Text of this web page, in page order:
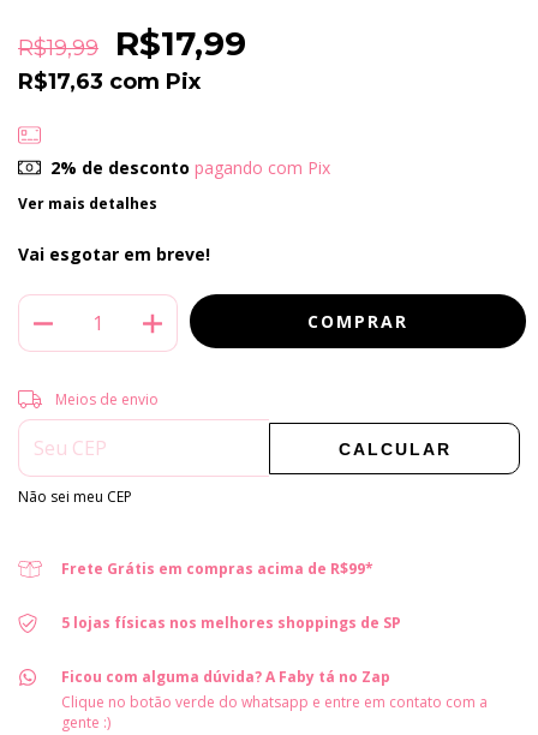
R$19,99 R$17,99
R$17,63 com Pix
2% de desconto pagando com Pix
Ver mais detalhes
Vai esgotar em breve!
Entregas para o CEP:
Meios de envio
CALCULAR
Não sei meu CEP
Frete Grátis em compras acima de R$99*
5 lojas físicas nos melhores shoppings de SP
Ficou com alguma dúvida? A Faby tá no Zap
Clique no botão verde do whatsapp e entre em contato com a
gente :)